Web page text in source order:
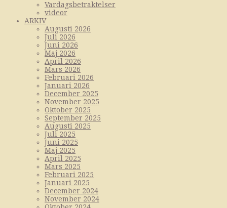
Vardagsbetraktelser
videor
ARKIV
Augusti 2026
Juli 2026
Juni 2026
Maj 2026
April 2026
Mars 2026
Februari 2026
Januari 2026
December 2025
November 2025
Oktober 2025
September 2025
Augusti 2025
Juli 2025
Juni 2025
Maj 2025
April 2025
Mars 2025
Februari 2025
Januari 2025
December 2024
November 2024